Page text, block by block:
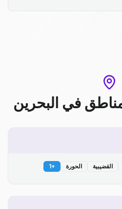
في البحرين
القضيبية الحورة +
1